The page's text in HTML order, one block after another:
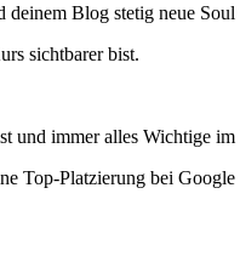
Blog stetig neue
sichtbarer bist.
und immer alles Wichtige
Top-Platzierung bei Google